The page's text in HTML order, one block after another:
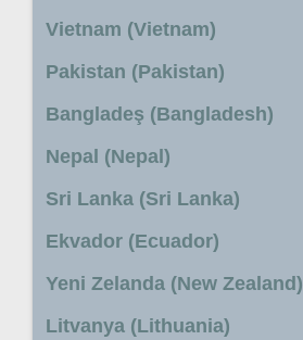
Vietnam (Vietnam)
Pakistan (Pakistan)
Bangladeş (Bangladesh)
Nepal (Nepal)
Sri Lanka (Sri Lanka)
Ekvador (Ecuador)
Yeni Zelanda (New Zealand)
Litvanya (Lithuania)